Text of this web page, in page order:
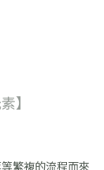
】
繁複的流程而來